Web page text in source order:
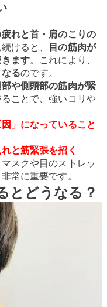
疲れと首・肩のこりの
けると、
目の筋肉が
ます。これにより、
るのです。
や側頭部の筋肉が緊
ことで、強いコリや
」になっていること
と筋緊張を招く
スクや目のストレッ
常に重要です。
とどうなる？